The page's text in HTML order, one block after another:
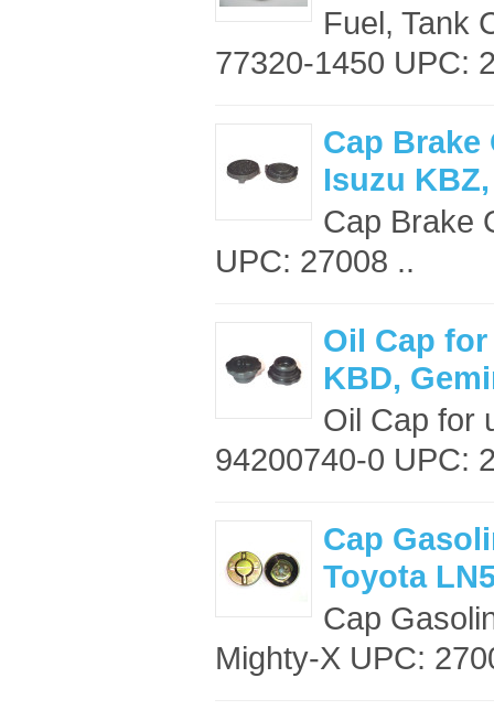
Fuel, Tank
77320-1450 UPC:
Cap
Isuzu
Cap Brake
UPC: 27008 ..
Oil Cap
KBD,
Oil Cap for
94200740-0 UPC:
Cap
Toyota
Cap
Mighty-X UPC: